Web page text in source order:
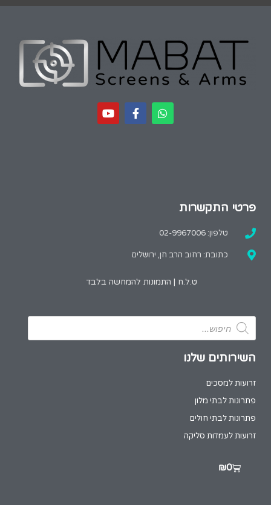
פרטי התקשרות
טלפון: 02-9967006
כתובת: רחוב הרב חן, ירושלים
ט.ל.ח | התמונות להמחשה בלבד
השירותים שלנו
זרועות למסכים
פתרונות לבתי מלון
פתרונות לבתי חולים
זרועות לעמדות סליקה
₪0